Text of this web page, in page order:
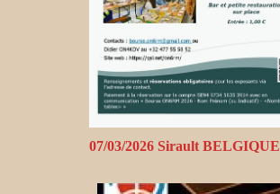
07/03/2026 Sirault BELGIQUE